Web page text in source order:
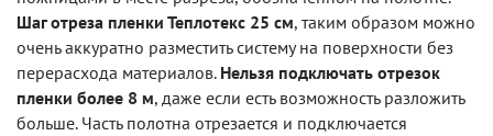
Шаг отреза пленки Теплотекс 25 см, таким образом можно
очень аккуратно разместить систему на поверхности без
перерасхода материалов. Нельзя подключать отрезок
пленки более 8 м, даже если есть возможность разложить
больше. Часть полотна отрезается и подключается